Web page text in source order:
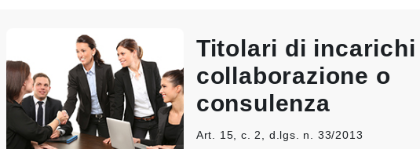
Titolari di incarichi
collaborazione o
consulenza
Art. 15, c. 2, d.lgs. n. 33/2013